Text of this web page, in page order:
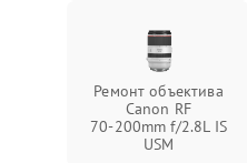
Ремонт объектива
Canon RF
70‑200mm f/2.8L IS
USM